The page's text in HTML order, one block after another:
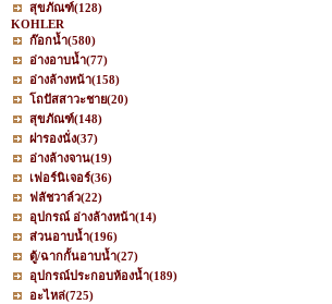
สุขภัณฑ์(128)
KOHLER
ก๊อกน้ำ(580)
อ่างอาบน้ำ(77)
อ่างล้างหน้า(158)
โถปัสสาวะชาย(20)
สุขภัณฑ์(148)
ฝารองนั่ง(37)
อ่างล้างจาน(19)
เฟอร์นิเจอร์(36)
ฟลัชวาล์ว(22)
อุปกรณ์ อ่างล้างหน้า(14)
ส่วนอาบน้ำ(196)
ตู้/ฉากกั้นอาบน้ำ(27)
อุปกรณ์ประกอบห้องน้ำ(189)
อะไหล่(725)